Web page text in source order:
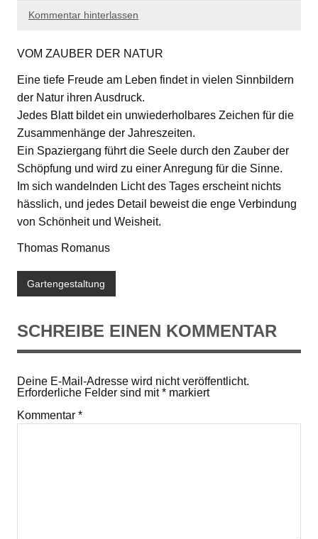
Kommentar hinterlassen
VOM ZAUBER DER NATUR
Eine tiefe Freude am Leben findet in vielen Sinnbildern
der Natur ihren Ausdruck.
Jedes Blatt bildet ein unwiederholbares Zeichen für die
Zusammenhänge der Jahreszeiten.
Ein Spaziergang führt die Seele durch den Zauber der
Schöpfung und wird zu einer Anregung für die Sinne.
Im sich wandelnden Licht des Tages erscheint nichts
hässlich, und jedes Detail beweist die enge Verbindung
von Schönheit und Weisheit.
Thomas Romanus
Gartengestaltung
SCHREIBE EINEN KOMMENTAR
Deine E-Mail-Adresse wird nicht veröffentlicht.
Erforderliche Felder sind mit* markiert
Kommentar *